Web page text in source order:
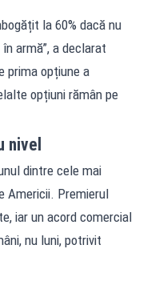
la 60% dacă nu
armă”, a declarat
prima opțiune a
opțiuni rămân pe
nivel
dintre cele mai
Americii. Premierul
iar un acord comercial
nu luni, potrivit